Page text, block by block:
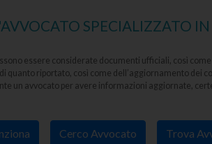
SPECIALIZZATO
essere considerate documenti ufficiali, così
quanto riportato, così come dell’aggiornamento dei
un avvocato per avere informazioni aggiornate,
Cerco Avvocato Trova